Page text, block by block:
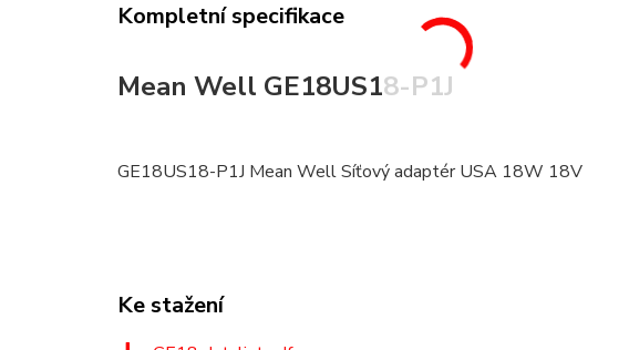
Kompletní specifikace
Mean Well GE18US18-P1J
GE18US18-P1J Mean Well Síťový adaptér USA 18W 18V
Ke stažení